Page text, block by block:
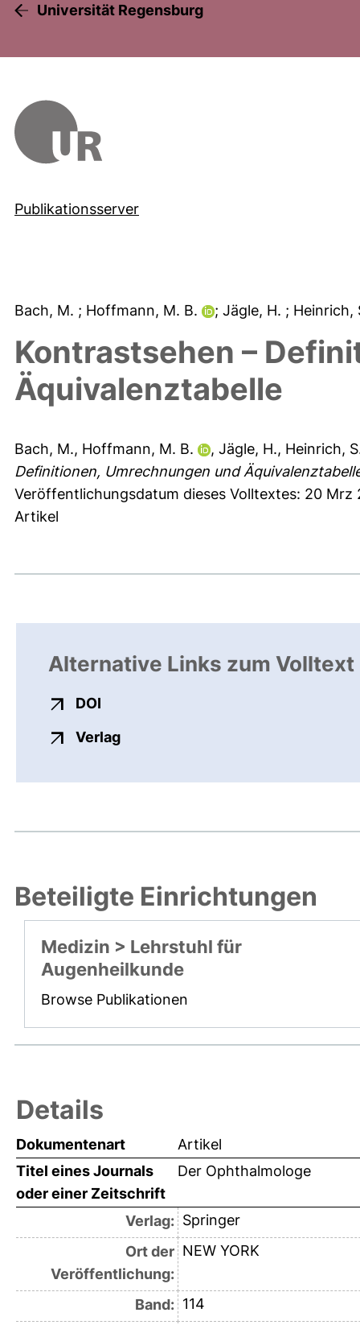
Universität Regensburg
Publikationsserver
Bach, M. ; Hoffmann, M. B. ; Jägle, H. ; Heinrich,
Kontrastsehen –
Äquivalenztabelle
Bach, M., Hoffmann, M. B. , Jägle, H., Heinrich,
Definitionen, Umrechnungen und
Veröffentlichungsdatum dieses Volltextes: 20 Mrz
Artikel
Alternative Links zum Volltext
DOI
Verlagexterner Link, öffnet neues
Beteiligte Einrichtungen
Medizin > Lehrstuhl für
Augenheilkunde
Browse Publikationen
Details
Dokumentenart
Artikel
Titel eines Journals
oder einer Zeitschrift
Der Ophthalmologe
Verlag: Springer
Ort der
Veröffentlichung:
NEW YORK
Band: 114